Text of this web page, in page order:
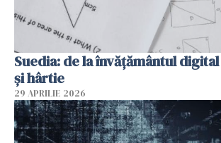
Suedia: de la învățământul
și hârtie
29 APRILIE 2026